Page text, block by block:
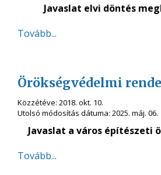
Javaslat elvi döntés
Tovább...
Örökségvédelmi
Közzétéve: 2018. okt. 10.
Utolsó módosítás dátuma: 2025. máj. 06.
Javaslat a város építészeti
Tovább...